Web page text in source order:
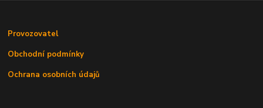
Provozovatel
Obchodní podmínky
Ochrana osobních údajů